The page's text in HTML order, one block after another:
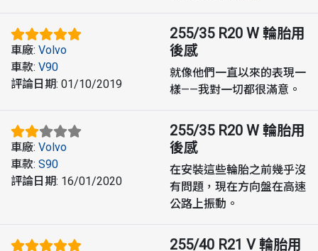
車廠: Volvo
車款: V90
評論日期: 01/10/2019
255/35 R20 W 輪胎用
後感
就像他們一直以來的表現一
樣——我對一切都很滿意。
車廠: Volvo
車款: S90
評論日期: 16/01/2020
255/35 R20 W 輪胎用
後感
在安裝這些輪胎之前幾乎沒
有問題，現在方向盤在高速
公路上振動。
255/40 R21 V 輪胎用